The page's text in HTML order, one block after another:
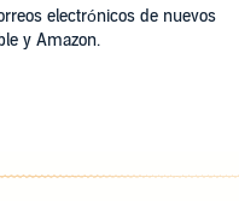
electrónicos de nuevos
y Amazon.